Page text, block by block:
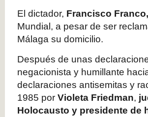
El dictador, Francisco Franco,
Mundial, a pesar de ser
Málaga su domicilio.
Después de unas
negacionista y humillante
declaraciones antisemitas y
1985 por Violeta Friedman,
Holocausto y presidente de